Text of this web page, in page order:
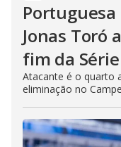
Jonas Toró
fim da Série
Atacante é o quarto
eliminação no